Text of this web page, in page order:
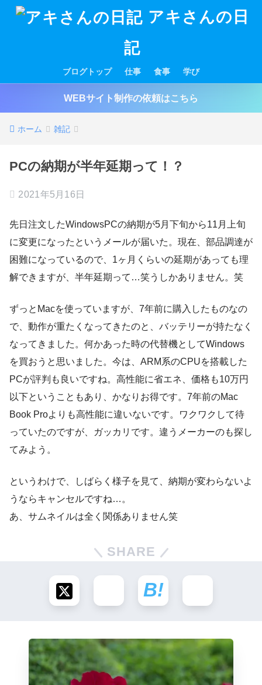
アキさんの日
記
ブログトップ 仕事 食事 学び
WEBサイト制作の依頼はこちら
ホーム 雑記
PCの納期が半年延期って！？
2021年5月16日
先日注文したWindowsPCの納期が5月下旬から11月上旬
に変更になったというメールが届いた。現在、部品調達が
困難になっているので、1ヶ月くらいの延期があっても理
解できますが、半年延期って…笑うしかありません。笑
ずっとMacを使っていますが、7年前に購入したものなの
で、動作が重たくなってきたのと、バッテリーが持たなく
なってきました。何かあった時の代替機としてWindows
を買おうと思いました。今は、ARM系のCPUを搭載した
PCが評判も良いですね。高性能に省エネ、価格も10万円
以下ということもあり、かなりお得です。7年前のMac
Book Proよりも高性能に違いないです。ワクワクして待
っていたのですが、ガッカリです。違うメーカーのも探し
てみよう。
というわけで、しばらく様子を見て、納期が変わらないよ
うならキャンセルですね…。
あ、サムネイルは全く関係ありません笑
SHARE